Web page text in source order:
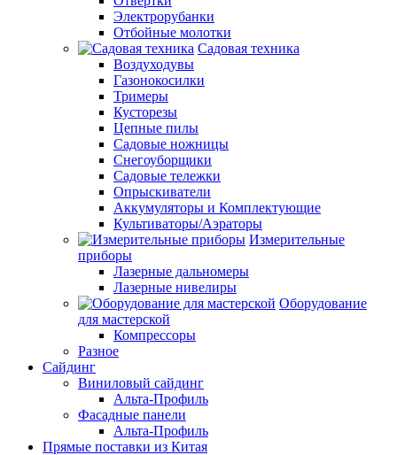
Электрорубанки
Отбойные молотки
Садовая техника
Воздуходувы
Газонокосилки
Тримеры
Кусторезы
Цепные пилы
Садовые ножницы
Снегоуборщики
Садовые тележки
Опрыскиватели
Аккумуляторы и Комплектующие
Культиваторы/Аэраторы
Измерительные
приборы
Лазерные дальномеры
Лазерные нивелиры
Оборудование
для мастерской
Компрессоры
Разное
Сайдинг
Виниловый сайдинг
Альта-Профиль
Фасадные панели
Альта-Профиль
Прямые поставки из Китая